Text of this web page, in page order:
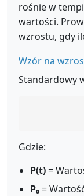
rośnie w
wartości.
wzrostu, gdy
Wzór na
Standardowy
Gdzie:
P(t)=
P₀=